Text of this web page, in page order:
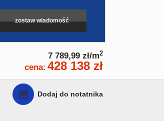
zostaw wiadomość
7 789,99 zł/m2
cena: 428 138 zł
Dodaj do notatnika